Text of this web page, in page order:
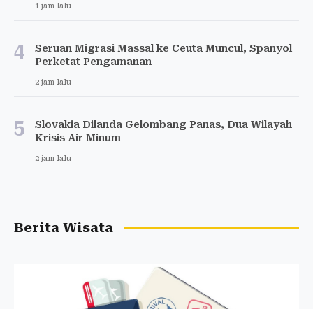
1 jam lalu
4
Seruan Migrasi Massal ke Ceuta Muncul, Spanyol
Perketat Pengamanan
2 jam lalu
5
Slovakia Dilanda Gelombang Panas, Dua Wilayah
Krisis Air Minum
2 jam lalu
Berita Wisata